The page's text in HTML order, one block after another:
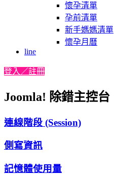
懷孕清單
孕前清單
新手媽媽清單
懷孕月曆
line
登入／註冊
Joomla! 除錯主控台
連線階段 (Session)
側寫資訊
記憶體使用量